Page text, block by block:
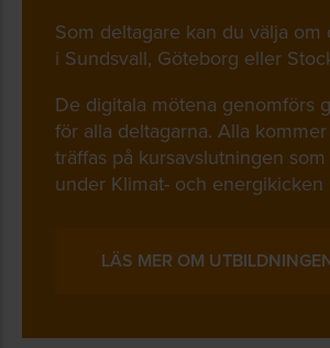
Som deltagare kan du välja om
i Sundsvall, Göteborg eller
De digitala mötena genomförs
för alla deltagarna. Alla
träffas på kursavslutningen
under Klimat- och energikicken
LÄS MER OM